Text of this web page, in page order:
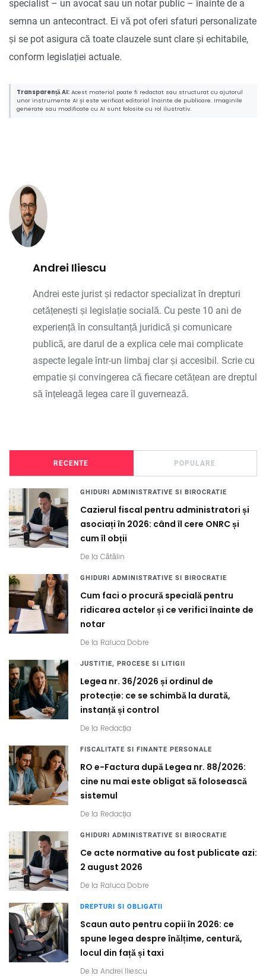
specialist – un avocat sau un notar public – înainte de a
semna un antecontract. Ei vă pot oferi sfaturi personalizate
și se pot asigura că toate clauzele sunt clare și echitabile,
conform legislației actuale.
Transparență AI: Acest material poate fi redactat sau structurat cu ajutorul
unor instrumente AI și este verificat editorial înainte de publicare. Imaginile
generate sau modificate cu AI sunt folosite cu rol ilustrativ.
Andrei Iliescu
Andrei este jurist și redactor specializat în drepturi
cetățenești și legislație socială. Cu peste 10 ani de
experiență în consultanță juridică și comunicare
publică, are darul de a explica cele mai complicate
aspecte legale într-un limbaj clar și accesibil. Scrie cu
empatie și convingerea că fiecare cetățean are dreptul
să înțeleagă legea care îl guvernează.
RECENTE POPULARE
GHIDURI ADMINISTRATIVE SI BIROCRATIE
Cazierul fiscal pentru administratori și
asociați în 2026: când îl cere ONRC și
cum îl obții
De la Cătălin
GHIDURI ADMINISTRATIVE SI BIROCRATIE
Cum faci o procură specială pentru
ridicarea actelor și ce verifici înainte de
notar
De la Raluca Dobre
JUSTITIE, PROCESE SI LITIGII
Legea nr. 36/2026 și ordinul de
protecție: ce se schimbă la durată,
instanță și control
De la Redacția
FISCALITATE SI FINANTE PERSONALE
RO e-Factura după Legea nr. 88/2026:
cine nu mai este obligat să folosească
sistemul
De la Redacția
GHIDURI ADMINISTRATIVE SI BIROCRATIE
Ce acte normative au fost publicate azi:
2 august 2026
De la Raluca Dobre
DREPTURI SI OBLIGATII
Scaun auto pentru copii în 2026: ce
spune legea despre înălțime, centură,
locul din față și taxi
De la Andrei Iliescu